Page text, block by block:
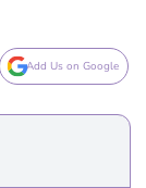
Add Us on Google